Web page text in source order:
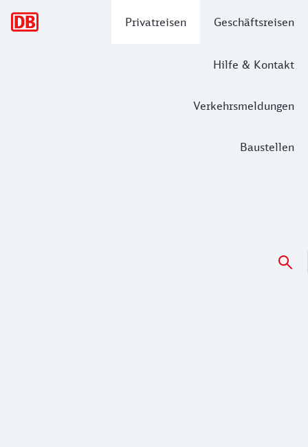
Privatreisen Geschäftsreisen
Hilfe & Kontakt
Verkehrsmeldungen
Baustellen